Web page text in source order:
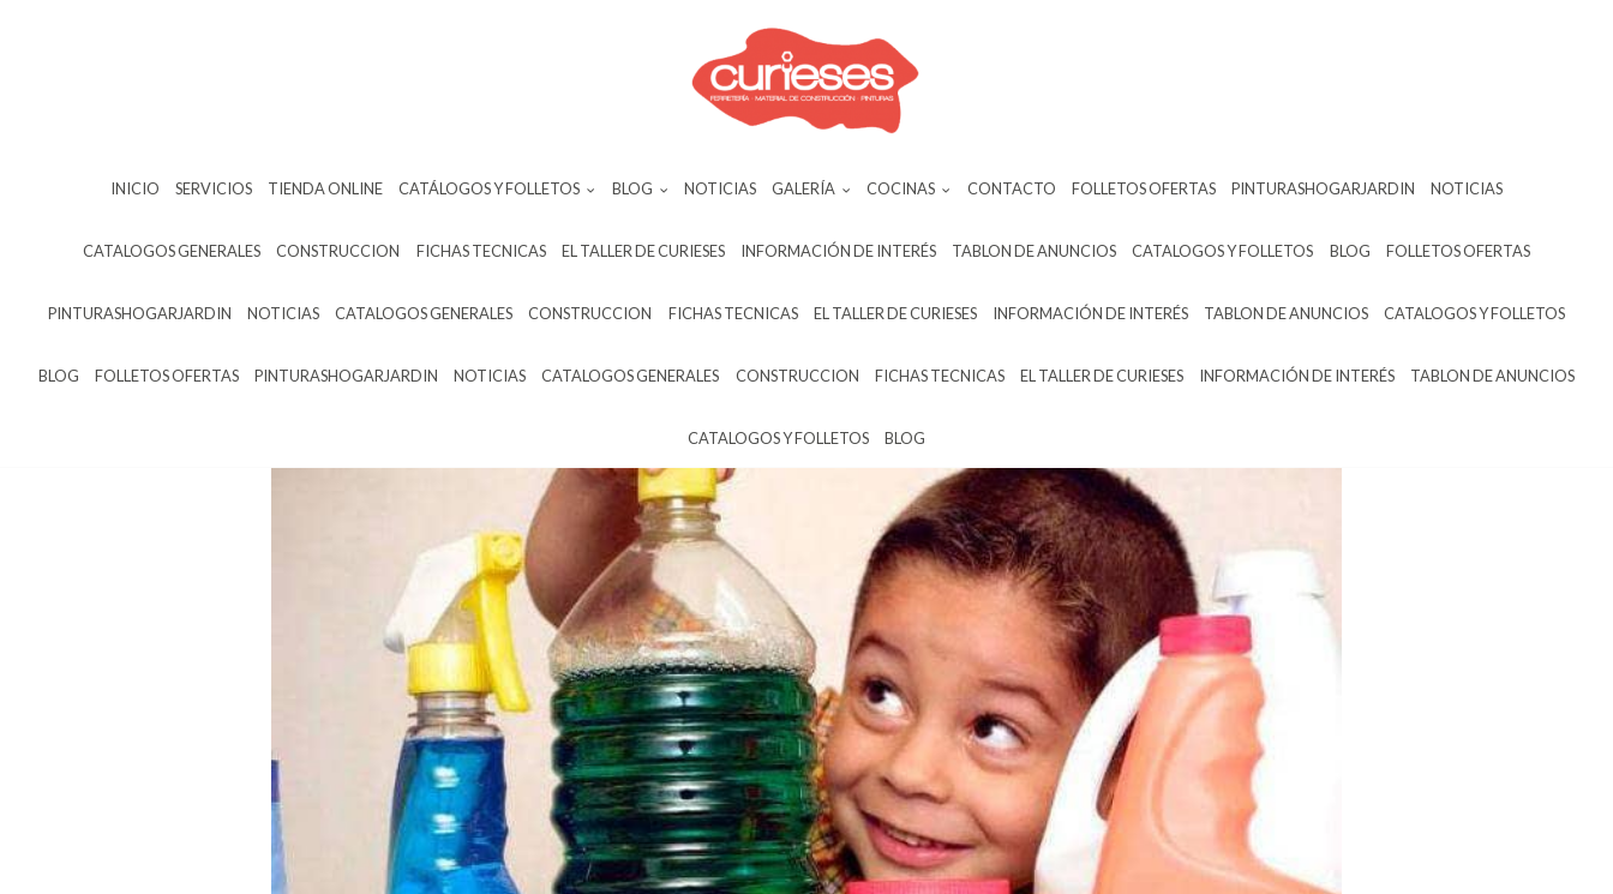
INICIO SERVICIOS TIENDA ONLINE CATÁLOGOS Y FOLLETOS BLOG NOTICIAS GALERÍA COCINAS CONTACTO FOLLETOS OFERTAS PINTURASHOGARJARDIN NOTICIAS
CATALOGOS GENERALES CONSTRUCCION FICHAS TECNICAS EL TALLER DE CURIESES INFORMACIÓN DE INTERÉS TABLON DE ANUNCIOS CATALOGOS Y FOLLETOS BLOG FOLLETOS OFERTAS
PINTURASHOGARJARDIN NOTICIAS CATALOGOS GENERALES CONSTRUCCION FICHAS TECNICAS EL TALLER DE CURIESES INFORMACIÓN DE INTERÉS TABLON DE ANUNCIOS CATALOGOS Y FOLLETOS
BLOG FOLLETOS OFERTAS PINTURASHOGARJARDIN NOTICIAS CATALOGOS GENERALES CONSTRUCCION FICHAS TECNICAS EL TALLER DE CURIESES INFORMACIÓN DE INTERÉS TABLON DE ANUNCIOS
CATALOGOS Y FOLLETOS BLOG